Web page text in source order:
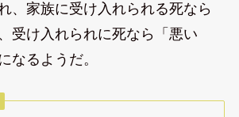
、家族に受け入れられる死なら
受け入れられに死なら「悪い
なるようだ。